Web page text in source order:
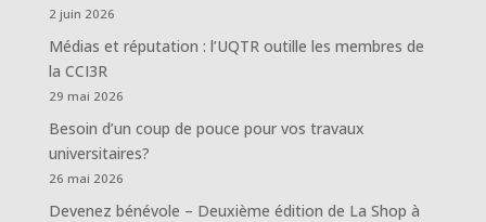
2 juin 2026
Médias et réputation : l’UQTR outille les membres de
la CCI3R
29 mai 2026
Besoin d’un coup de pouce pour vos travaux
universitaires?
26 mai 2026
Devenez bénévole – Deuxième édition de La Shop à